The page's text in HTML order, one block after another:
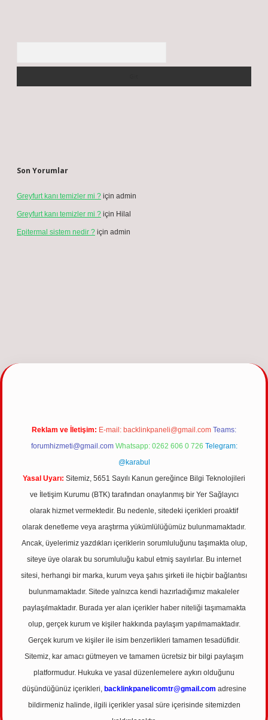
Son Yorumlar
Greyfurt kanı temizler mi ? için admin
Greyfurt kanı temizler mi ? için Hilal
Epitermal sistem nedir ? için admin
giriş
Reklam ve İletişim: E-mail: backlinkpaneli@gmail.com Teams:
forumhizmeti@gmail.com Whatsapp: 0262 606 0 726 Telegram:
@karabul
Yasal Uyarı: Sitemiz, 5651 Sayılı Kanun gereğince Bilgi Teknolojileri
ve İletişim Kurumu (BTK) tarafından onaylanmış bir Yer Sağlayıcı
olarak hizmet vermektedir. Bu nedenle, sitedeki içerikleri proaktif
olarak denetleme veya araştırma yükümlülüğümüz bulunmamaktadır.
Ancak, üyelerimiz yazdıkları içeriklerin sorumluluğunu taşımakta olup,
siteye üye olarak bu sorumluluğu kabul etmiş sayılırlar. Bu internet
sitesi, herhangi bir marka, kurum veya şahıs şirketi ile hiçbir bağlantısı
bulunmamaktadır. Sitede yalnızca kendi hazırladığımız makaleler
paylaşılmaktadır. Burada yer alan içerikler haber niteliği taşımamakta
olup, gerçek kurum ve kişiler hakkında paylaşım yapılmamaktadır.
Gerçek kurum ve kişiler ile isim benzerlikleri tamamen tesadüfidir.
Sitemiz, kar amacı gütmeyen ve tamamen ücretsiz bir bilgi paylaşım
platformudur. Hukuka ve yasal düzenlemelere aykırı olduğunu
düşündüğünüz içerikleri, backlinkpanelicomtr@gmail.com adresine
bildirmeniz halinde, ilgili içerikler yasal süre içerisinde sitemizden